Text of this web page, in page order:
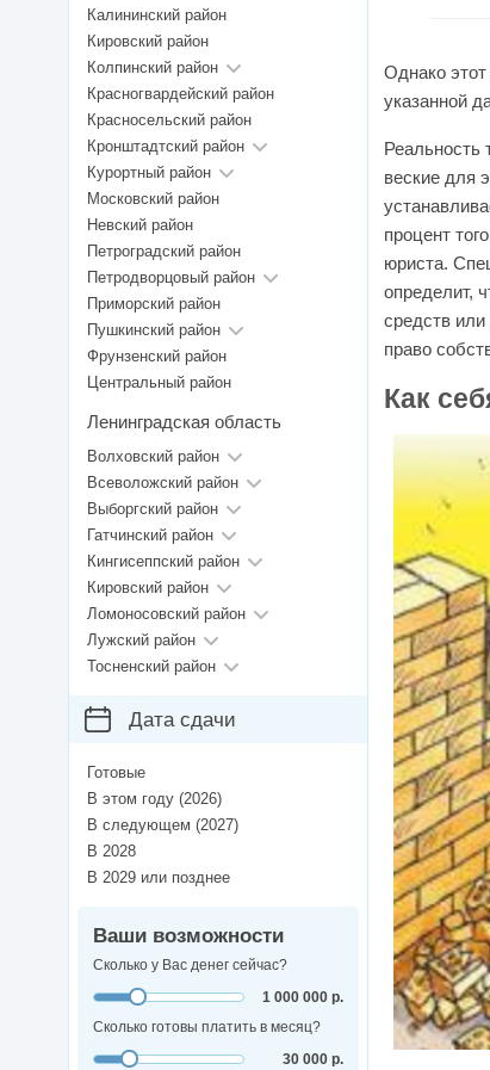
Однако
указанной
Реальность
веские для
процент
юриста.
определит,
средств
право
Как
Калининский район
Кировский район
Колпинский район
Красногвардейский район
Красносельский район
Кронштадтский район
Курортный район
Московский район
Невский район
Петроградский район
Петродворцовый район
Приморский район
Пушкинский район
Фрунзенский район
Центральный район
Ленинградская область
Волховский район
Всеволожский район
Выборгский район
Гатчинский район
Кингисеппский район
Кировский район
Ломоносовский район
Лужский район
Тосненский район
Дата сдачи
Готовые
В этом году (2026)
В следующем (2027)
В 2028
В 2029 или позднее
Ваши возможности
Сколько у Вас денег сейчас?
1 000 000 р.
Сколько готовы платить в месяц?
30 000 р.